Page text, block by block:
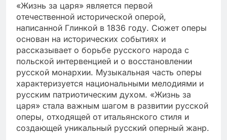
«Жизнь за царя» является первой
отечественной исторической оперой,
написанной Глинкой в 1836 году. Сюжет оперы
основан на исторических событиях и
рассказывает о борьбе русского народа с
польской интервенцией и о восстановлении
русской монархии. Музыкальная часть оперы
характеризуется национальными мелодиями и
русским патриотическим духом. «Жизнь за
царя» стала важным шагом в развитии русской
оперы, отходящей от итальянского стиля и
создающей уникальный русский оперный жанр.